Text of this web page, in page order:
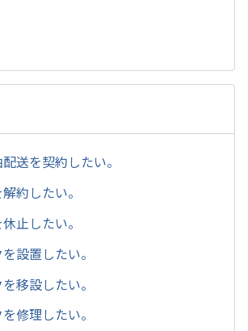
送を契約したい。
約したい。
止したい。
設置したい。
移設したい。
修理したい。